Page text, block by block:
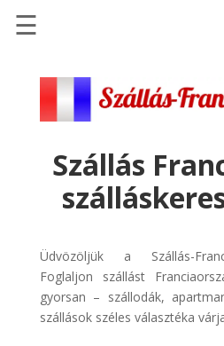
Szállások
Repülőjegy
pénzvisszatérítéssel
Discover
Cars
☰
Szállás
Üdvözöljük a Szállás-
Foglaljon szállást
gyorsan – szállodák,
szállások széles választéka